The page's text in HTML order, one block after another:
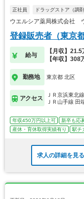
正社員 ドラッグストア（調剤
ウエルシア薬局株式会社
登録販売者（東京
給与
【月収】
【年収】308
勤務地 東京都 北区
アクセス
ＪＲ京浜東北
ＪＲ山手線 田
年収450万円以上可 新卒も応
産休・育休取得実績有り
駅チ
求人の詳細を見る